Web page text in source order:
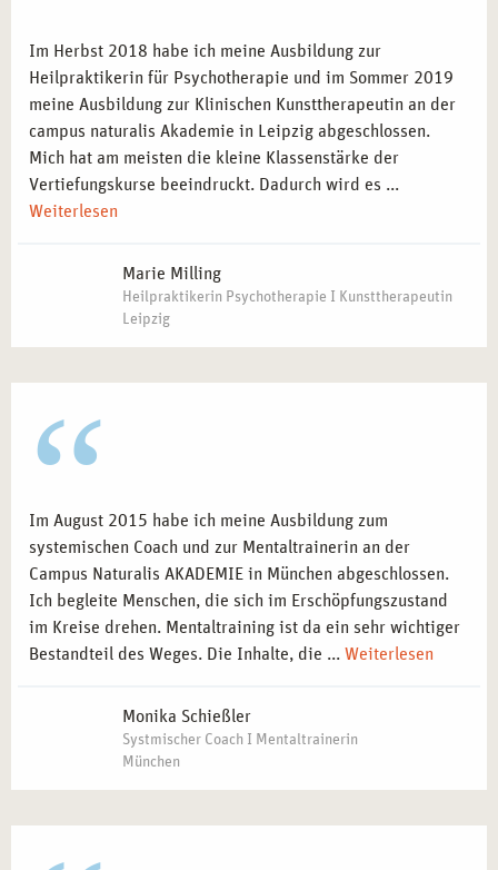
Im Herbst 2018 habe ich meine Ausbildung zur
Heilpraktikerin für Psychotherapie und im Sommer 2019
meine Ausbildung zur Klinischen Kunsttherapeutin an der
campus naturalis Akademie in Leipzig abgeschlossen.
Mich hat am meisten die kleine Klassenstärke der
Vertiefungskurse beeindruckt. Dadurch wird es ...
Weiterlesen
Marie Milling
Heilpraktikerin Psychotherapie I Kunsttherapeutin
Leipzig
Im August 2015 habe ich meine Ausbildung zum
systemischen Coach und zur Mentaltrainerin an der
Campus Naturalis AKADEMIE in München abgeschlossen.
Ich begleite Menschen, die sich im Erschöpfungszustand
im Kreise drehen. Mentaltraining ist da ein sehr wichtiger
Bestandteil des Weges. Die Inhalte, die ... Weiterlesen
Monika Schießler
Systmischer Coach I Mentaltrainerin
München